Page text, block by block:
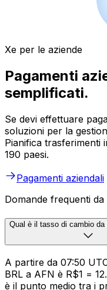
Xe per le aziende
Pagamenti
semplificati.
Se devi effettuare
soluzioni per la
Pianifica trasferimenti
190 paesi.
Pagamenti aziendali
Domande frequenti da
Qual è il tasso di cambio da
A partire da 07:50
BRL a AFN è R$1 = ؋12.8344. Il tasso medio di mercato
è il punto medio tra i